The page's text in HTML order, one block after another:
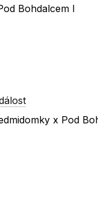
Bohdalcem I
x Pod